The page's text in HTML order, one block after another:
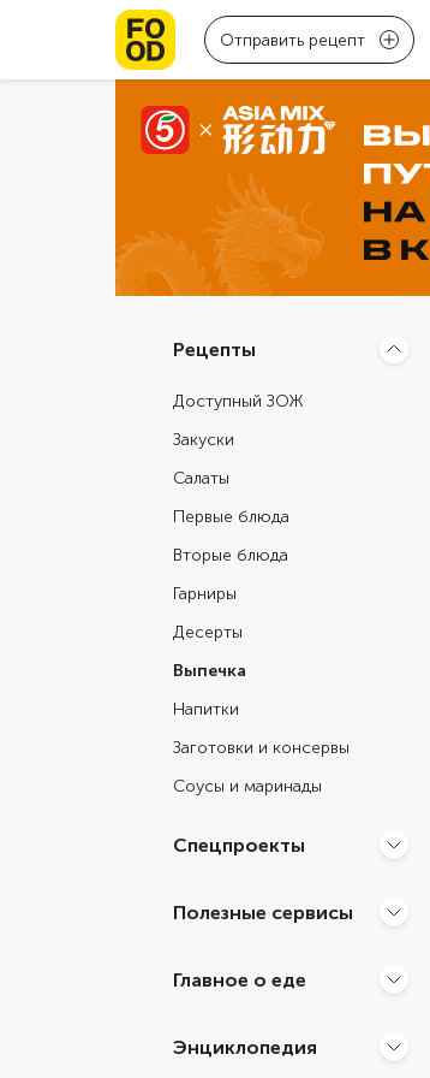
Отправить рецепт
Рецепты
Доступный ЗОЖ
Закуски
Салаты
Первые блюда
Вторые блюда
Гарниры
Десерты
Выпечка
Напитки
Заготовки и консервы
Соусы и маринады
Спецпроекты
Полезные сервисы
Главное о еде
Энциклопедия